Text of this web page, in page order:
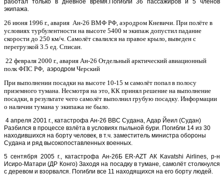
работал только в дневное время.Погибли 36 пассажиров и 5 членов
экипажа.
26 июня 1996 г., авария Ан-26 ВМФ РФ, аэродром Кневичи. При полёте в
условиях турбулентности на высоте 5400 м экипаж допустил падание
скорости до 250 км/ч. Самолёт свалился на правое крыло, выведен с
перегрузкой 3.5 ед. Списан.
22 февраля 2000 г., авария Ан-26 Отдельный арктический авиационный
полк ФПС РФ, аэродром Черский
При выполнении посадки на высоте 10-15 м самолёт попал в полосу
приземного тумана. Несмотря на это, КК принял решение на выполнение
посадки, в результате чего самолёт выполнил грубую посадку. Информации
о наличии тумана у экипажа не было.
4 апреля 2001 г., катастрофа Ан-26 ВВС Судана, Адар Йеил (Судан)
Разбился в процессе взлёта в условиях пыльной бури. Погибли 14 из 30
находившихся на борту человек, в т.ч. заместитель министра обороны
Судана и ряд высокопоставленных военных.
5 сентября 2005 г., катастрофа Ан-26Б ER-AZT АК Kavatshi Airlines, р-н
Исиро-Матари (ДР Конго) Заходя на посадку в тумане, самолёт столкнулся
с деревом и взорвался. Погибли все 11 находящихся на его борту людей.